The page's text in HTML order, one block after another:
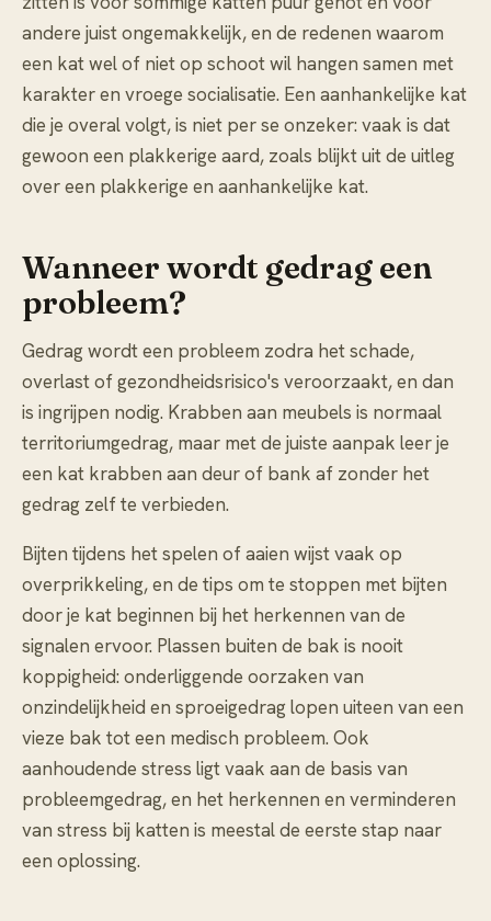
andere juist ongemakkelijk, en de redenen waarom
een kat wel of niet op schoot wil hangen samen met
karakter en vroege socialisatie. Een aanhankelijke kat
die je overal volgt, is niet per se onzeker: vaak is dat
gewoon een plakkerige aard, zoals blijkt uit de uitleg
overeen plakkerige en aanhankelijke kat.
Wanneer wordt gedrag een
probleem?
Gedrag wordt een probleem zodra het schade,
overlast of gezondheidsrisico's veroorzaakt, en dan
is ingrijpen nodig. Krabben aan meubels is normaal
territoriumgedrag, maar met de juiste aanpak leer je
een kat krabben aan deur of bank af zonder het
gedrag zelf te verbieden.
Bijten tijdens het spelen of aaien wijst vaak op
overprikkeling, en de tips om te stoppen met bijten
door je kat beginnen bij het herkennen van de
signalen ervoor. Plassen buiten de bak is nooit
koppigheid: onderliggende oorzaken van
onzindelijkheid en sproeigedraglopen uiteen van een
vieze bak tot een medisch probleem. Ook
aanhoudende stress ligt vaak aan de basis van
probleemgedrag, en het herkennen en verminderen
van stress bij katten is meestal de eerste stap naar
een oplossing.